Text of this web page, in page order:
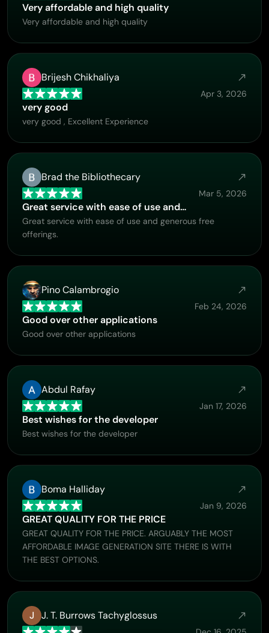
Very affordable and high quality
Very affordable and high quality
Brijesh Chikhaliya
Apr 3, 2026
very good
very good , Excellent Experience
Brad the Bibliothecary
Mar 5, 2026
Great service with ease of use and…
Great service with ease of use and generous free
offerings.
Pino Calambrogio
Feb 24, 2026
Good over other applications
Good over other applications
Abdul Rafay
Jan 17, 2026
Best wishes for the developer
Best wishes for the developer
Boma Halliday
Jan 9, 2026
GREAT QUALITY FOR THE PRICE
GREAT QUALITY FOR THE PRICE. ARGUABLY THE MOST
AFFORDABLE IMAGE GENERATION SITE THERE IS WITH
THE BEST OPTIONS.
J J. T. Burrows Tachyglossus